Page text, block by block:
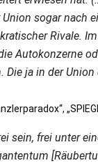
sogar nach
Rivale.
Autokonzerne
Die ja in der
sein, frei unter